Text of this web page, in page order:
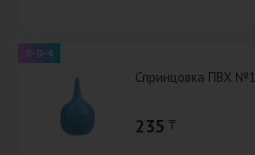
0-0-4
Спринцовка ПВХ
235 ₸